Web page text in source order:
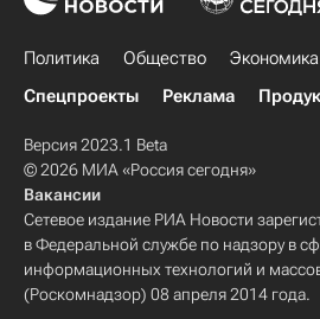
Политика Общество Экономика
Спецпроекты
Реклама
Версия 2023.1 Beta
© 2026 МИА «Россия сегодня»
Вакансии
Сетевое издание РИА Новости
в Федеральной службе по надзору в
информационных технологий и
(Роскомнадзор) 08 апреля 2014 года.